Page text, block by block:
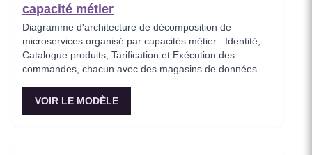
capacité métier
Diagramme d'architecture de décomposition de
microservices organisé par capacités métier : Identité,
Catalogue produits, Tarification et Exécution des
commandes, chacun avec des magasins de données et
découper un monolithe en services alignés sur les
VOIR LE MODÈLE